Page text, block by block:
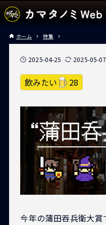
ホーム 特集
2025-04-25 2025-05-07
飲みたい 28
今年の蒲田吞兵衛大